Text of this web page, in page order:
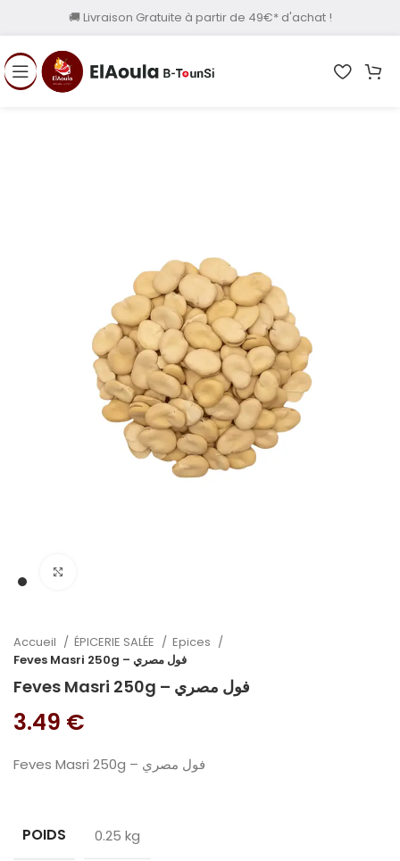
🚚 Livraison Gratuite à partir de 49€* d'achat !
Accueil ÉPICERIE SALÉE
Epices
Feves Masri 250g – فول مصري
Feves Masri 250g – فول مصري
3.49 €
Feves Masri 250g – فول مصري
POIDS 0.25 kg